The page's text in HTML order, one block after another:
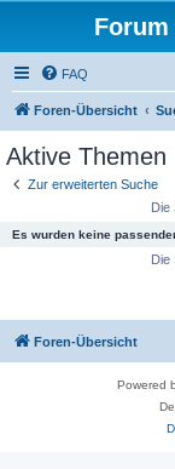
Forum
FAQ
Foren-Übersicht
Aktive Themen
Zur erweiterten Suche
Die
Es wurden keine
Die
Foren-Übersicht
Powered